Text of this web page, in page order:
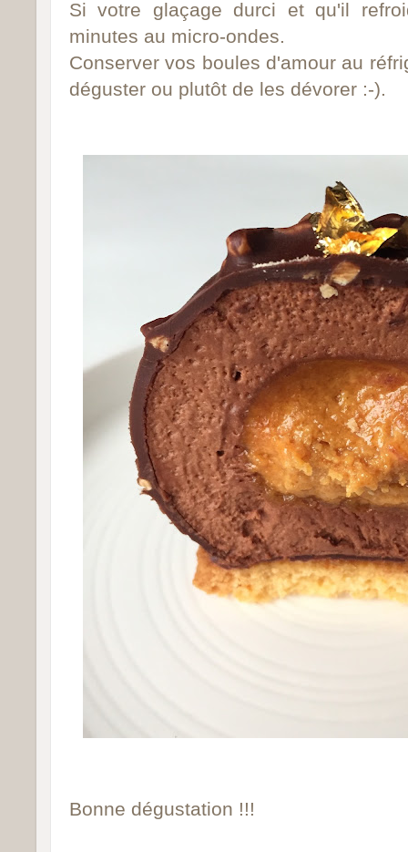
Si votre glaçage durci et qu'il
minutes au micro-ondes.
Conserver vos boules d'amour au
déguster ou plutôt de les dévorer :-).
Bonne dégustation !!!